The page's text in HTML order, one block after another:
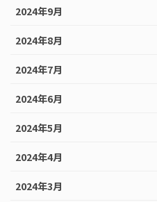
2024年9月
2024年8月
2024年7月
2024年6月
2024年5月
2024年4月
2024年3月